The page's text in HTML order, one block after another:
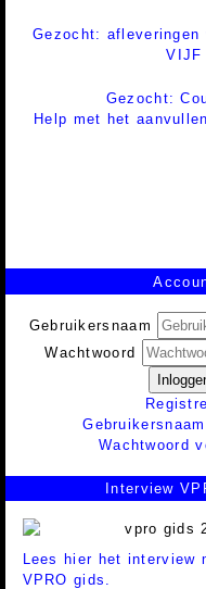
Gezocht: afleveringen
VIJF
Gezocht:
Help met het
Gebruikersnaam
Wachtwoord
Wachtwoord
Interview
Lees hier het interview
VPRO gids.